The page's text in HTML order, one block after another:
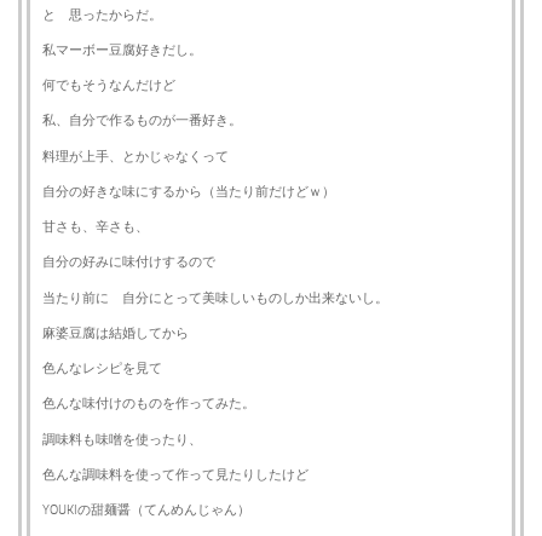
と 思ったからだ。
私マーボー豆腐好きだし。
何でもそうなんだけど
私、自分で作るものが一番好き。
料理が上手、とかじゃなくって
自分の好きな味にするから（当たり前だけどｗ）
甘さも、辛さも、
自分の好みに味付けするので
当たり前に 自分にとって美味しいものしか出来ないし。
麻婆豆腐は結婚してから
色んなレシピを見て
色んな味付けのものを作ってみた。
調味料も味噌を使ったり、
色んな調味料を使って作って見たりしたけど
YOUKIの甜麺醤（てんめんじゃん）